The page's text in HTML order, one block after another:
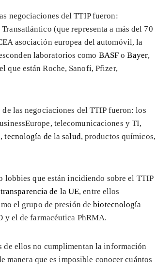
negociaciones del TTIP fueron:
(que representa a más del 70
asociación europea del automóvil, la
laboratorios como BASF oBayer,
que están Roche, Sanofi, Pfizer,
las negociaciones del TTIP fueron: los
telecomunicaciones y TI,
tecnología de la salud, productos químicos,
lobbies que están incidiendo sobre el TTIP
de la UE, entre ellos
el grupo de presión debiotecnología
y el de farmacéutica PhRMA.
de ellos no cumplimentan la información
manera que es imposible conocer cuántos